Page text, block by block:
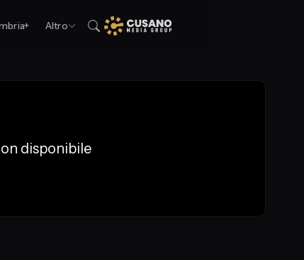
Altro
disponibile